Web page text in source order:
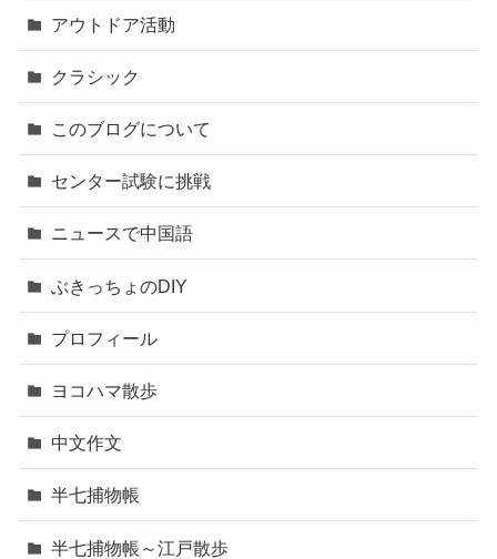
アウトドア活動
クラシック
このブログについて
センター試験に挑戦
ニュースで中国語
ぶきっちょのDIY
プロフィール
ヨコハマ散歩
中文作文
半七捕物帳
半七捕物帳～江戸散歩